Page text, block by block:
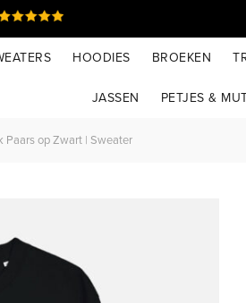
HOODIES BROEKEN
JASSEN PETJES &
Paars op Zwart | Sweater